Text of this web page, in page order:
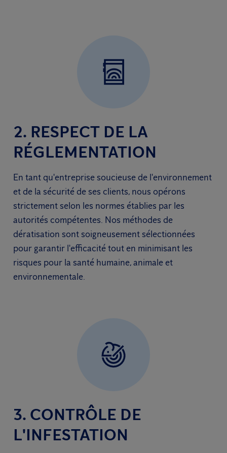
2. RESPECT DE LA
RÉGLEMENTATION
En tant qu'entreprise soucieuse de l'environnement
et de la sécurité de ses clients, nous opérons
strictement selon les normes établies par les
autorités compétentes. Nos méthodes de
dératisation sont soigneusement sélectionnées
pour garantir l'efficacité tout en minimisant les
risques pour la santé humaine, animale et
environnementale.
3. CONTRÔLE DE
L'INFESTATION